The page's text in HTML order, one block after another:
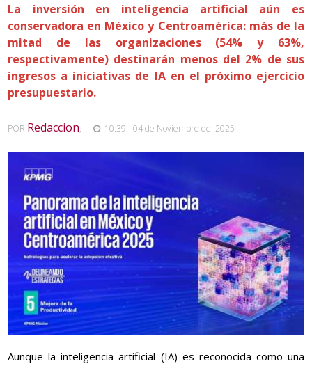
La inversión en inteligencia artificial aún es
conservadora en México y Centroamérica: más de la
mitad de las organizaciones (54% y 63%,
respectivamente) destinarán menos del 2% de sus
ingresos a iniciativas de IA en el próximo ejercicio
presupuestario.
POR Redaccion, 10:39 - 04 de Noviembre del 2025
Aunque la inteligencia artificial (IA) es reconocida como una